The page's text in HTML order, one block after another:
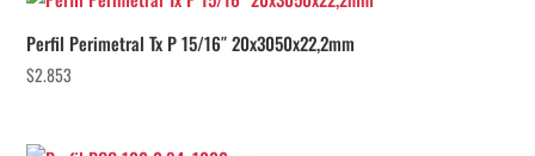
Perfil Perimetral Tx P 15/16″ 20x3050x22,2mm
$2.853